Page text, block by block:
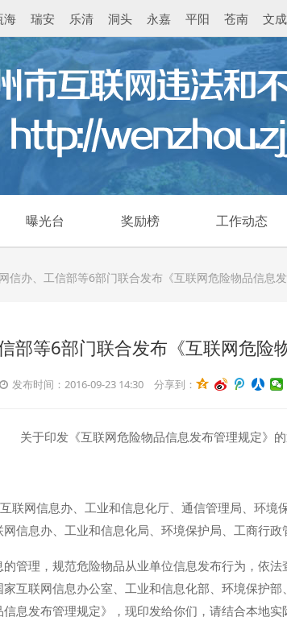
海 瑞安 乐清 洞头 永嘉 平阳 苍南 文成
曝光台 奖励榜 工作动态
信办、工信部等6部门联合发布《互联网危险物品信息发
部等6部门联合发布《互联网危险
发布时间：2016-09-23 14:30 分享到：
关于印发《互联网危险物品信息发布管理规定》
联网信息办、工业和信息化厅、通信管理局、环境
信息办、工业和信息化局、环境保护局、工商行政
管理，规范危险物品从业单位信息发布行为，依
互联网信息办公室、工业和信息化部、环境保护
息发布管理规定》，现印发给你们，请结合本地实